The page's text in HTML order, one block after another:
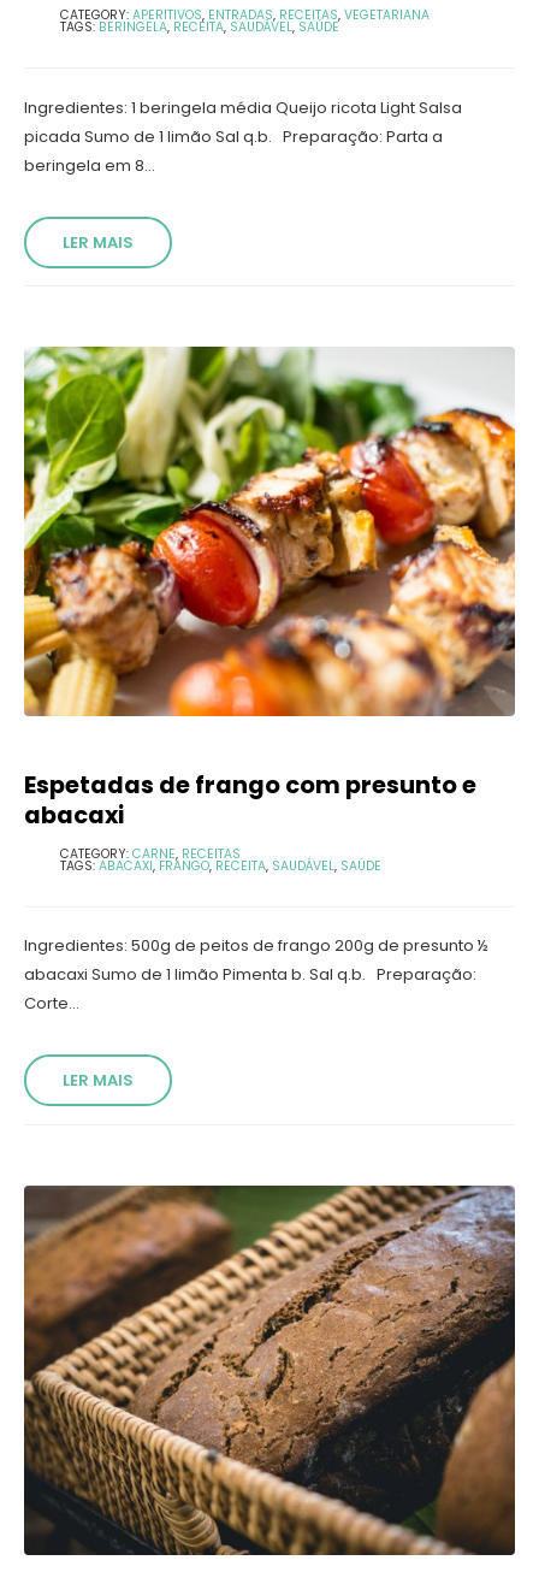
CATEGORY: APERITIVOS, ENTRADAS, RECEITAS, VEGETARIANA
TAGS: BERINGELA, RECEITA, SAUDÁVEL, SAÚDE
Ingredientes: 1 beringela média Queijo ricota Light Salsa
picada Sumo de 1 limão Sal q.b. Preparação: Parta a
beringela em 8...
LER MAIS
Espetadas de frango com presunto e
abacaxi
CATEGORY: CARNE, RECEITAS
TAGS: ABACAXI, FRANGO, RECEITA, SAUDÁVEL, SAÚDE
Ingredientes: 500g de peitos de frango 200g de presunto ½
abacaxi Sumo de 1 limão Pimenta b. Sal q.b. Preparação:
Corte...
LER MAIS